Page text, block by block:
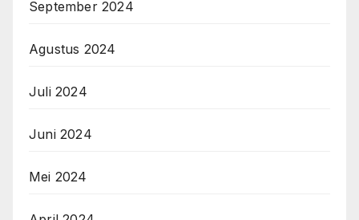
September 2024
Agustus 2024
Juli 2024
Juni 2024
Mei 2024